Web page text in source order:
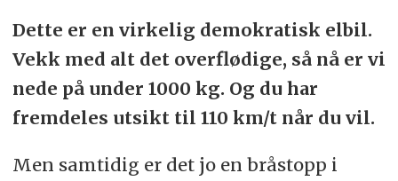
Dette er en virkelig demokratisk elbil.
Vekk med alt det overflødige, så nå er vi
nede på under 1000 kg. Og du har
fremdeles utsikt til 110 km/t når du vil.
Men samtidig er det jo en bråstopp i